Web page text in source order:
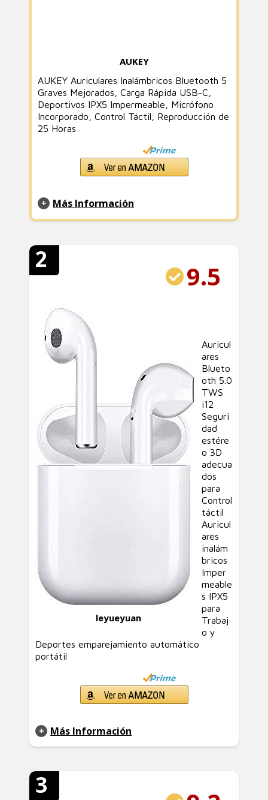
AUKEY
AUKEY Auriculares Inalámbricos Bluetooth 5
Graves Mejorados, Carga Rápida USB-C,
Deportivos IPX5 Impermeable, Micrófono
Incorporado, Control Táctil, Reproducción de
25 Horas
Más Información
2
9.5
leyueyuan
Auricul
ares
Blueto
oth 5.0
TWS
i12
Seguri
dad
estére
o 3D
adecua
dos
para
Control
táctil
Auricul
ares
inalám
bricos
Imper
meable
s IPX5
para
Trabaj
o y
Deportes emparejamiento automático
portátil
Más Información
3